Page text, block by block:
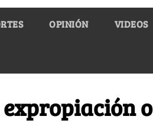
OPINIÓN VIDEOS
o